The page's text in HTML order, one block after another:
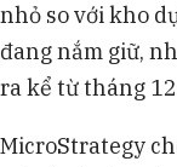
nhỏ so với kho
đang nắm giữ,
ra kể từ tháng
MicroStrategy